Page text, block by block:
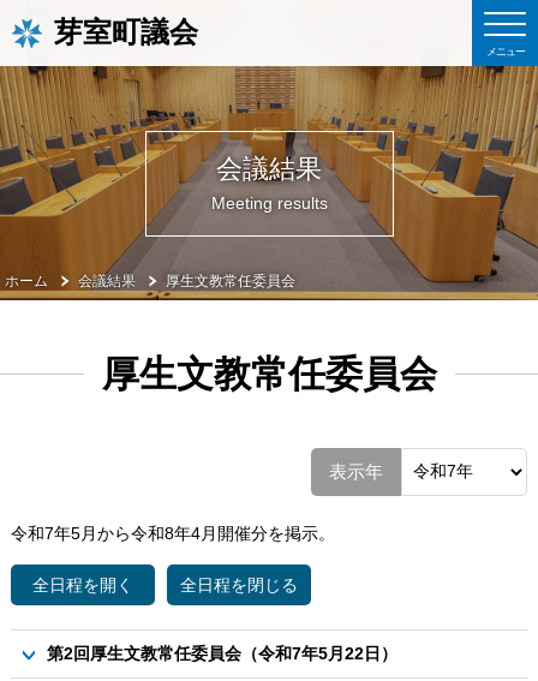
芽室町議会
会議結果
Meeting results
ホーム 会議結果 厚生文教常任委員会
厚生文教常任委員会
表示年
令和7年5月から令和8年4月開催分を掲示。
第2回厚生文教常任委員会（令和7年5月22日）